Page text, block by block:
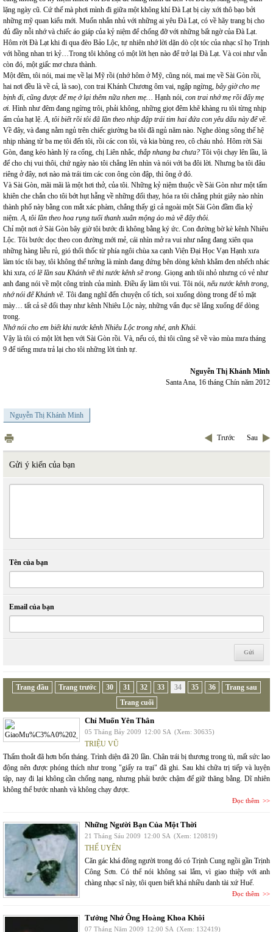
lặng ngày cũ. Cứ thế mà phơi mình đi giữa một không khí Đà Lạt bị cày xới thô bạo bởi
những mỹ quan kiểu mới. Muốn nhắn nhủ với những ai yêu Đà Lạt, có về hãy trang bị cho
đủ đầy nỗi nhớ và chiếc áo giáp của kỷ niệm để chống đỡ với những bất ngờ của Đà Lạt.
Hôm rời Đà Lạt khi đi qua đèo Bảo Lộc, tự nhiên nhớ lời dặn dò cột tóc của nhạc sĩ họ Trịnh
với hồng nhan tri kỷ…Trong tôi không có một lời hẹn nào để trở lại Đà Lạt. Và coi như vẫn
còn đó, một giấc mơ chưa thành.
Một đêm, tôi nói, mai mẹ về lại Mỹ rồi (nhớ hôm ở Mỹ, cũng nói, mai mẹ về Sài Gòn rồi,
hai nơi đều là về cả, là sao), con trai Khánh Chương ôm vai, ngập ngừng, bây giờ cho mẹ
bịnh đi, cũng được để mẹ ở lại thêm nữa nhen mẹ… Hạnh nói, con trai nhớ mẹ rồi đấy mẹ
ơi. Hình như đêm đang ngừng trôi, phải không, những giọt đêm khẽ khàng ru tôi từng nhịp
ấm của hạt lệ.A, tôi biết rồi tôi đã lần theo nhịp đập trái tim hai đứa con yêu dấu này để về.
Về đây, và đang nằm ngủ trên chiếc giường ba tôi đã ngủ năm nào. Nghe dòng sông thế hệ
nhịp nhàng từ ba mẹ tôi đến tôi, rồi các con tôi, và kia bùng reo, cô cháu nhỏ. Hôm rời Sài
Gòn, đang kéo hành lý ra cổng, chị Liên nhắc, thắp nhang ba chưa? Tôi vội chạy lên lầu, là
để cho chị vui thôi, chứ ngày nào tôi chẳng lên nhìn và nói với ba đôi lời. Nhưng ba tôi đâu
riêng ở đây, nơi nào mà trái tim các con ông còn đập, thì ông ở đó.
Và Sài Gòn, mãi mãi là một hơi thở, của tôi. Những kỷ niệm thuộc về Sài Gòn như một tấm
khiên che chắn cho tôi bớt hụt hẫng về những đổi thay, hóa ra tôi chẳng phút giây nào nhìn
thành phố này bằng con mắt xác phàm, chẳng thấy gì cả ngoài một Sài Gòn đầm đìa kỷ
niệm.A, tôi lần theo hoa rụng tuổi thanh xuân mộng ảo mà về đấy thôi.
Chỉ một nơi ở Sài Gòn bây giờ tôi bước đi không bằng ký ức. Con đường bờ kè kênh Nhiêu
Lộc. Tôi bước dọc theo con đường mới mẻ, cái nhìn mở ra vui như nắng đang xiên qua
những hàng liễu rủ, gió thổi thốc từ phía ngôi chùa xa cạnh Viện Đại Học Vạn Hạnh xưa
làm tóc tôi bay, tôi không thể tưởng là mình đang đứng bên dòng kênh khẳm đen nhếch nhác
khi xưa, có lẽ lần sau Khánh về thì nước kênh sẽ trong. Giọng anh tôi nhỏ nhưng có vẻ như
anh đang nói về một công trình của mình. Điều ấy làm tôi vui. Tôi nói, nếu nước kênh trong,
nhớ nói để Khánh về. Tôi đang nghĩ đến chuyện cổ tích, soi xuống dòng trong để tỏ mặt
mày… tất cả sẽ đổi thay như kênh Nhiêu Lộc này, những vẩn đục sẽ lắng xuống để dòng
trong.
Nhớ nói cho em biết khi nước kênh Nhiêu Lộc trong nhé, anh Khải.
Vậy là tôi có một lời hẹn với Sài Gòn rồi. Và, nếu có, thì tôi cũng sẽ về vào mùa mưa tháng
9 để tiếng mưa trả lại cho tôi những lời tình tự.
Nguyễn Thị Khánh Minh
Santa Ana, 16 tháng Chín năm 2012
Nguyễn Thị Khánh Minh
Trước Sau
Gửi ý kiến của bạn
Tên của bạn
Email của bạn
Trang đầu Trang trước 30 31 32 33 34 35 36
Trang sau
Trang cuối
Chỉ Muốn Yên Thân
05 Tháng Bảy 2009 12:00 SA (Xem: 30635)
TRIỆU VŨ
Thấm thoắt đã hơn bốn tháng. Trình diện đã 20 lần. Chân trái bị thương trong tù, mất sức lao
động nên được phóng thích như trong "giấy ra trại" đã ghi. Sau khi chữa trị tiếp và luyện
tập, nay đi lại không cần chống nạng, nhưng phải bước chậm để giữ thăng bằng. Dĩ nhiên
không thể bước nhanh và không chạy được.
Đọc thêm
Những Người Bạn Của Một Thời
21 Tháng Sáu 2009 12:00 SA (Xem: 120819)
THẾ UYÊN
Căn gác khá đông người trong đó có Trịnh Cung ngồi gần Trịnh
Công Sơn. Có thể nói không sai lắm, vì giao thiệp với anh
chàng nhạc sĩ này, tôi quen biết khá nhiều danh tài xứ Huế.
Đọc thêm
Tưởng Nhớ Ông Hoàng Khoa Khôi
07 Tháng Năm 2009 12:00 SA (Xem: 132419)